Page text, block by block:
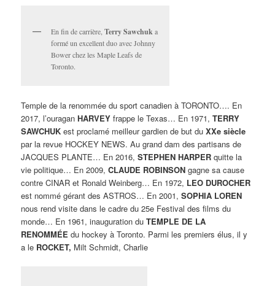
En fin de carrière,Terry Sawchuka
formé un excellent duo avec Johnny
Bower chez les Maple Leafs de
Toronto.
Temple de la renommée du sport canadien à TORONTO…. En
2017, l’ouraganHARVEY frappe le Texas… En 1971,TERRY
SAWCHUK est proclamé meilleur gardien de but duXXe siècle
par la revue HOCKEY NEWS. Au grand dam des partisans de
JACQUES PLANTE… En 2016,STEPHEN HARPER quitte la
vie politique… En 2009,CLAUDE ROBINSON gagne sa cause
contre CINAR et Ronald Weinberg… En 1972, LEO DUROCHER
est nommé gérant des ASTROS… En 2001,SOPHIA LOREN
nous rend visite dans le cadre du 25e Festival des films du
monde… En 1961, inauguration duTEMPLE DE LA
RENOMMÉE du hockey à Toronto. Parmi les premiers élus, il y
a le ROCKET, Milt Schmidt, Charlie